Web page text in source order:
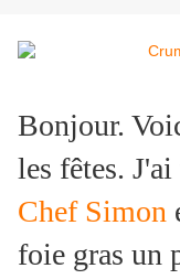
Bonjour.
les fêtes.
Chef Simon
foie gras un